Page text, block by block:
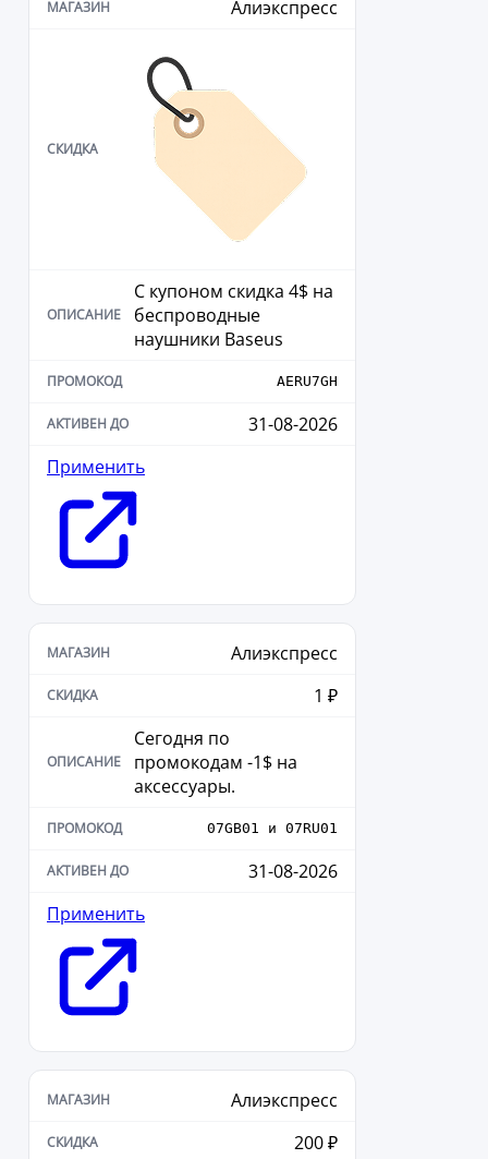
Алиэкспресс
С купоном скидка 4$ на
беспроводные
наушники Baseus
AERU7GH
31-08-2026
Применить
Алиэкспресс
1 ₽
Сегодня по
промокодам -1$ на
аксессуары.
07GB01 и 07RU01
31-08-2026
Применить
Алиэкспресс
200 ₽